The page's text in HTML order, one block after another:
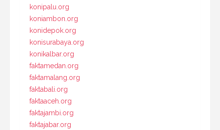
konipalu.org
koniambon.org
konidepok.org
konisurabaya.org
konikalbar.org
faktamedan.org
faktamalang.org
faktabali.org
faktaaceh.org
faktajambi.org
faktajabar.org